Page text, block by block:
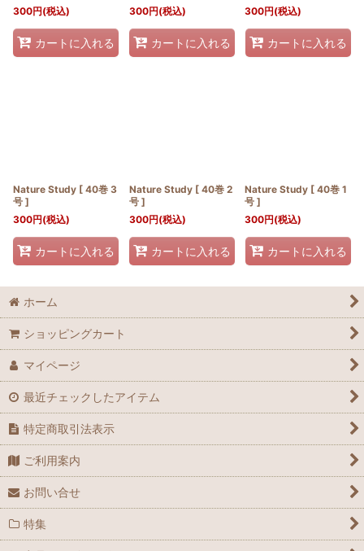
300円(税込)
カートに入れる
300円(税込)
カートに入れる
300円(税込)
カートに入れる
Nature Study [ 40巻 3
号 ]
300円(税込)
カートに入れる
Nature Study [ 40巻 2
号 ]
300円(税込)
カートに入れる
Nature Study [ 40巻 1
号 ]
300円(税込)
カートに入れる
ホーム
ショッピングカート
マイページ
最近チェックしたアイテム
特定商取引法表示
ご利用案内
お問い合せ
特集